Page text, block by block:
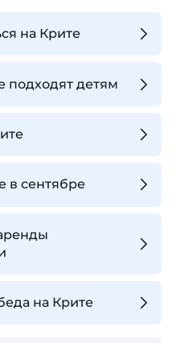
на Крите
подходят детям
в сентябре
на Крите